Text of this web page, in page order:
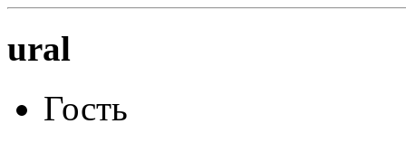
ural
Гость